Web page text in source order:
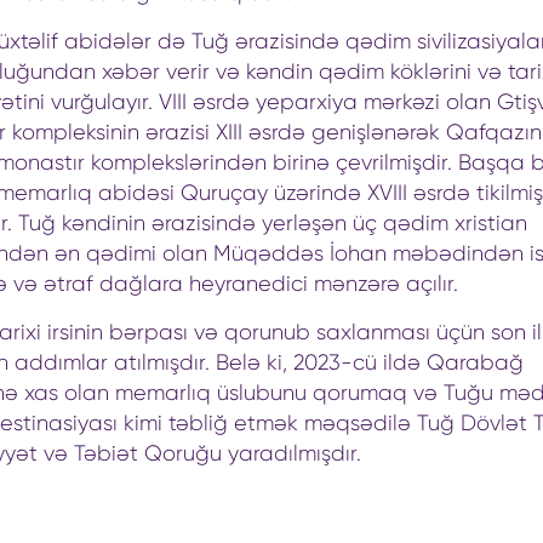
abidələr də Tuğ ərazisində qədim
xəbər verir və kəndin qədim köklərini və
vurğulayır. VIII əsrdə yeparxiya mərkəzi olan
kompleksinin ərazisi XIII əsrdə genişlənərək
komplekslərindən birinə çevrilmişdir. Başqa
abidəsi Quruçay üzərində XVIII əsrdə
Tuğ kəndinin ərazisində yerləşən üç qədim xristian
ən qədimi olan Müqəddəs İohan məbədindən
və ətraf dağlara heyranedici mənzərə açılır.
irsinin bərpası və qorunub saxlanması üçün son
addımlar atılmışdır. Belə ki, 2023-cü ildə Qarabağ
xas olan memarlıq üslubunu qorumaq və Tuğu
kimi təbliğ etmək məqsədilə Tuğ Dövlət
və Təbiət Qoruğu yaradılmışdır.